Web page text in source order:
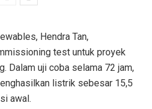
Hendra Tan,
test untuk proyek
Dalam uji coba selama 72 jam,
listrik sebesar 15,5
awal.